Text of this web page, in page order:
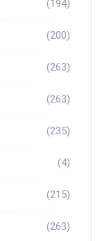
(194)
(200)
(263)
(263)
(235)
(4)
(215)
(263)